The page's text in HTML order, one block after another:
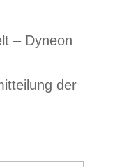
– Dyneon
der